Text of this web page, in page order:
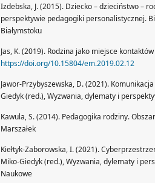
Izdebska, J. (2015). Dziecko – dzieciństwo –
perspektywie pedagogiki personalistycznej.
Białymstoku
Jas, K. (2019). Rodzina jako miejsce
https://doi.org/10.15804/em.2019.02.12
Jawor-Przybyszewska, D. (2021).
Giedyk (red.), Wyzwania, dylematy i
Kawula, S. (2014). Pedagogika rodziny.
Marszałek
Kiełtyk-Zaborowska, I. (2021).
Miko-Giedyk (red.), Wyzwania, dylematy i
Naukowe